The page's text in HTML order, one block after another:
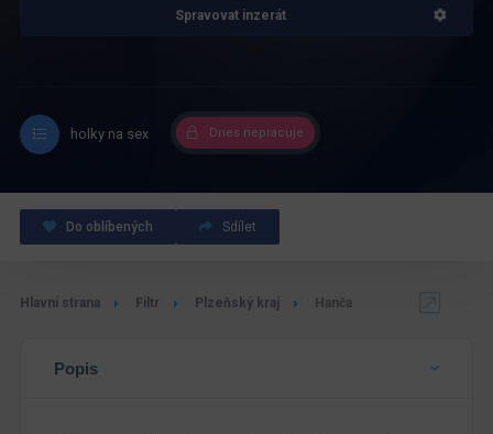
Spravovat inzerát
holky na sex Dnes nepracuje
Do oblíbených Sdílet
Hlavní strana Filtr Plzeňský kraj Hanča
Popis